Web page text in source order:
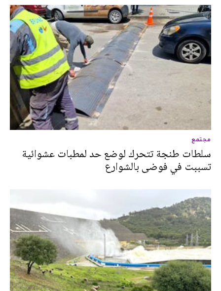
مجتمع
سلطات طنجة تتحرك لوضع حد لمطبات عشوائية
تسببت في فوضى بالشوارع